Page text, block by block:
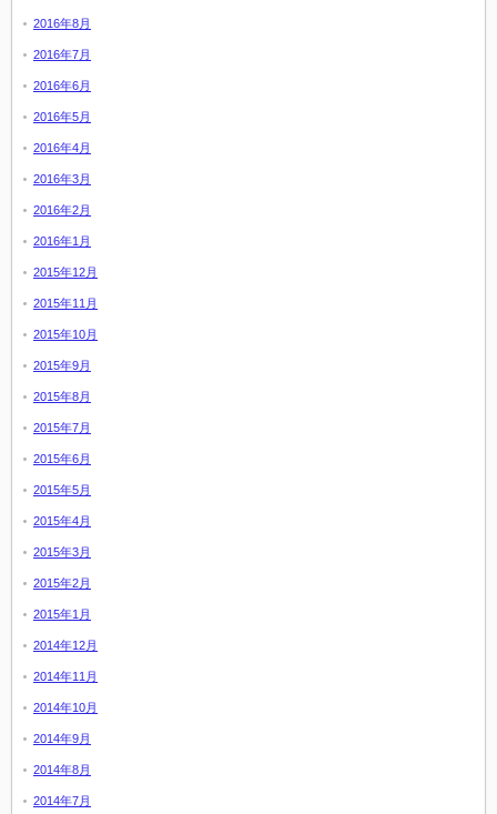
2016年8月
2016年7月
2016年6月
2016年5月
2016年4月
2016年3月
2016年2月
2016年1月
2015年12月
2015年11月
2015年10月
2015年9月
2015年8月
2015年7月
2015年6月
2015年5月
2015年4月
2015年3月
2015年2月
2015年1月
2014年12月
2014年11月
2014年10月
2014年9月
2014年8月
2014年7月